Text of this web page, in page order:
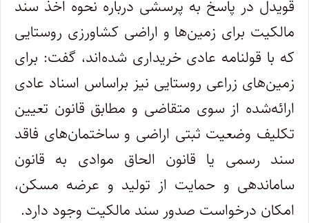
قویدل در پاسخ به پرسشی درباره نحوه اخذ سند
مالکیت برای زمین‌ها و اراضی کشاورزی روستایی
که با قولنامه عادی خریداری شده‌اند، گفت: برای
زمین‌های زراعی روستایی نیز براساس اسناد عادی
ارائه‌شده از سوی متقاضی و مطابق قانون تعیین
تکلیف وضعیت ثبتی اراضی و ساختمان‌های فاقد
سند رسمی یا قانون الحاق موادی به قانون
ساماندهی و حمایت از تولید و عرضه مسکن،
امکان درخواست صدور سند مالکیت وجود دارد.